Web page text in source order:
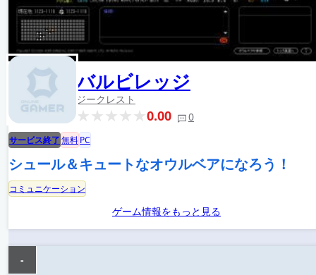
バルビレッジ
ジークレスト
0.00 0
サービス終了無料PC
シュール＆キュートなオウルベアになろう！
コミュニケーション
ゲーム情報をもっと見る
-